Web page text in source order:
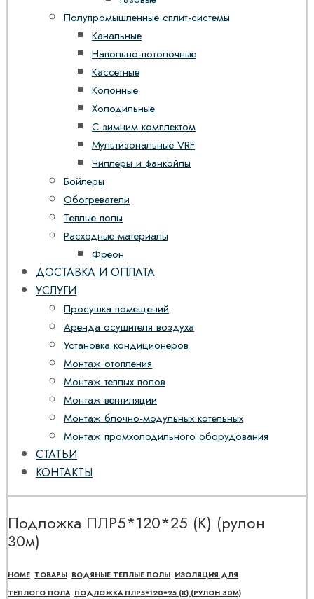
Полупромышленные сплит-системы
Канальные
Напольно-потолочные
Кассетные
Колонные
Холодильные
С зимним комплектом
Мультизональные VRF
Чиллеры и фанкойлы
Бойлеры
Обогреватели
Теплые полы
Расходные материалы
Фреон
ДОСТАВКА И ОПЛАТА
УСЛУГИ
Просушка помещений
Аренда осушителя воздуха
Установка кондиционеров
Монтаж отопления
Монтаж теплых полов
Монтаж вентиляции
Монтаж блочно-модульных котельных
Монтаж промхолодильного оборудования
СТАТЬИ
КОНТАКТЫ
Подложка ПЛР5*120*25 (К) (рулон
30м)
HOME ТОВАРЫ ВОДЯНЫЕ ТЕПЛЫЕ ПОЛЫ ИЗОЛЯЦИЯ ДЛЯ
ТЕПЛОГО ПОЛА ПОДЛОЖКА ПЛР5*120*25 (К) (РУЛОН 30М)